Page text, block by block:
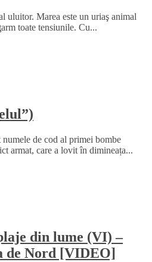
uluitor. Marea este un uriaş animal
toate tensiunile. Cu...
de cod al primei bombe
armat, care a lovit în dimineața...
din lume (VI) –
de Nord [VIDEO]